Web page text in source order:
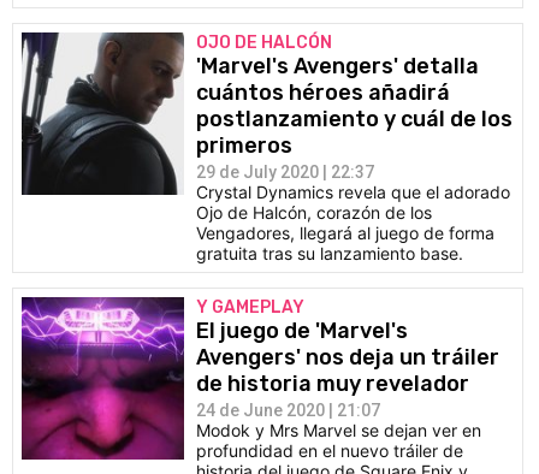
OJO DE HALCÓN
'Marvel's Avengers' detalla
cuántos héroes añadirá
postlanzamiento y cuál de los
primeros
29 de July 2020 | 22:37
Crystal Dynamics revela que el adorado
Ojo de Halcón, corazón de los
Vengadores, llegará al juego de forma
gratuita tras su lanzamiento base.
Y GAMEPLAY
El juego de 'Marvel's
Avengers' nos deja un tráiler
de historia muy revelador
24 de June 2020 | 21:07
Modok y Mrs Marvel se dejan ver en
profundidad en el nuevo tráiler de